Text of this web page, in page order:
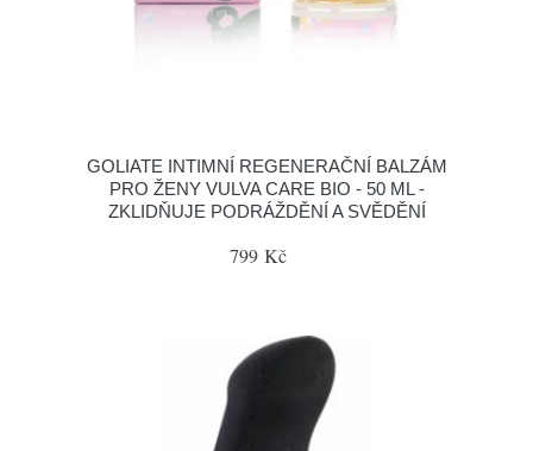
GOLIATE INTIMNÍ REGENERAČNÍ BALZÁM
PRO ŽENY VULVA CARE BIO - 50 ML -
ZKLIDŇUJE PODRÁŽDĚNÍ A SVĚDĚNÍ
799 Kč